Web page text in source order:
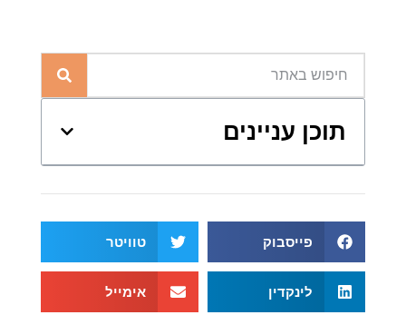
תוכן עניינים
פייסבוק טוויטר
לינקדין אימייל